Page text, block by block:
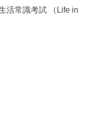
活常識考試 （Life in